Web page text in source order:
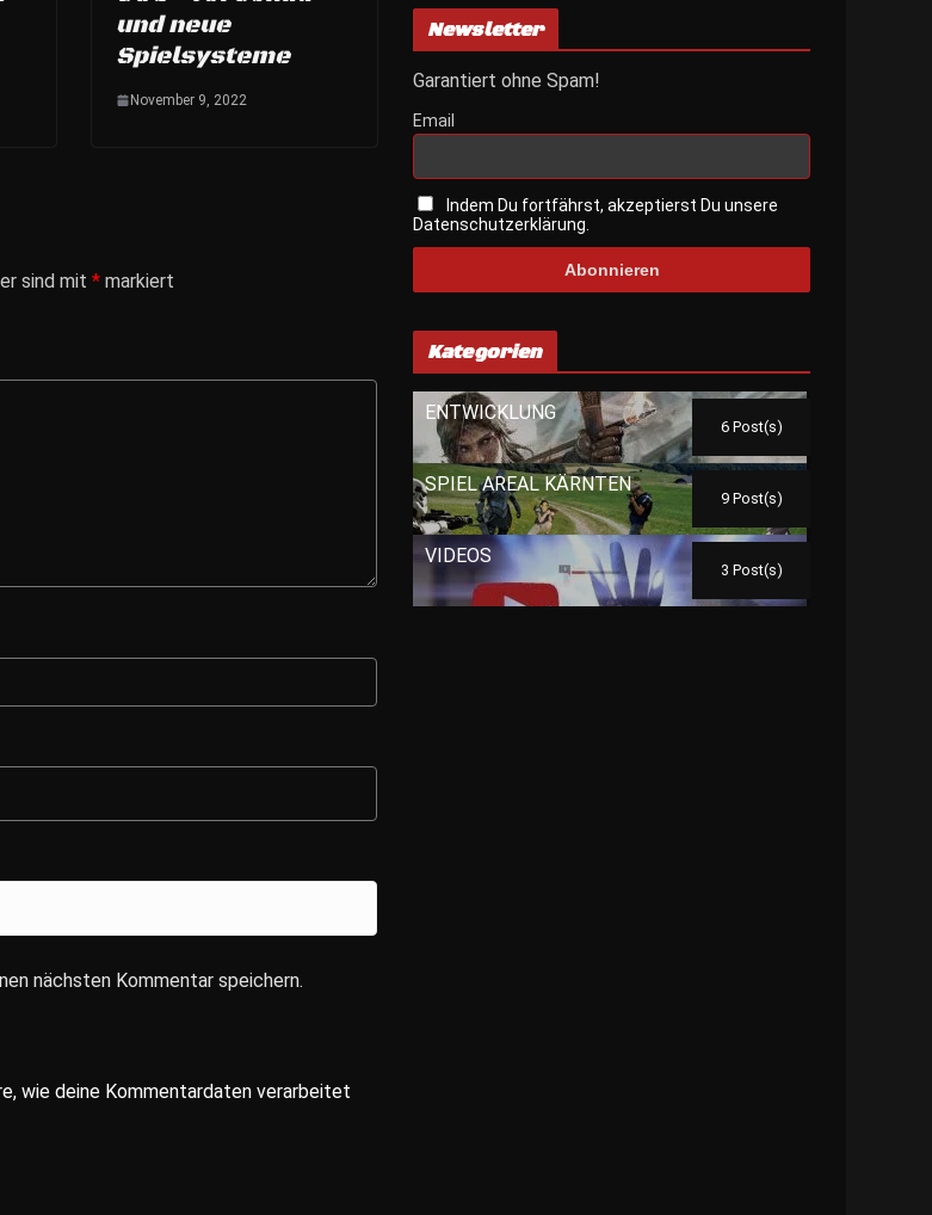
und neue
Spielsysteme
November 9, 2022
sind mit * markiert
nächsten Kommentar speichern.
wie deine Kommentardaten verarbeitet
Newsletter
Garantiert ohne Spam!
Email
Indem Du fortfährst, akzeptierst Du unsere
Datenschutzerklärung.
Kategorien
ENTWICKLUNG
6 Post(s)
SPIEL AREAL KÄRNTEN
9 Post(s)
VIDEOS
3 Post(s)